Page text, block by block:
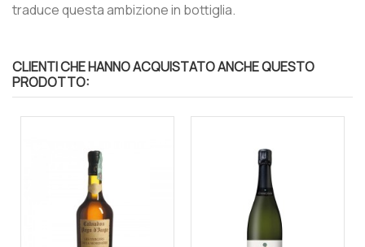
traduce questa ambizione in bottiglia.
CLIENTI CHE HANNO ACQUISTATO ANCHE QUESTO
PRODOTTO: